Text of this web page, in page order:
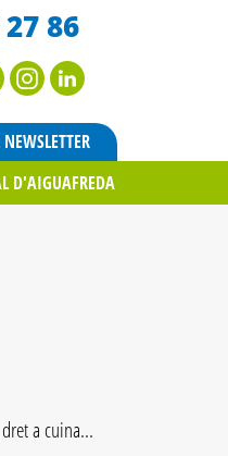
86
D'AIGUAFREDA
a cuina...